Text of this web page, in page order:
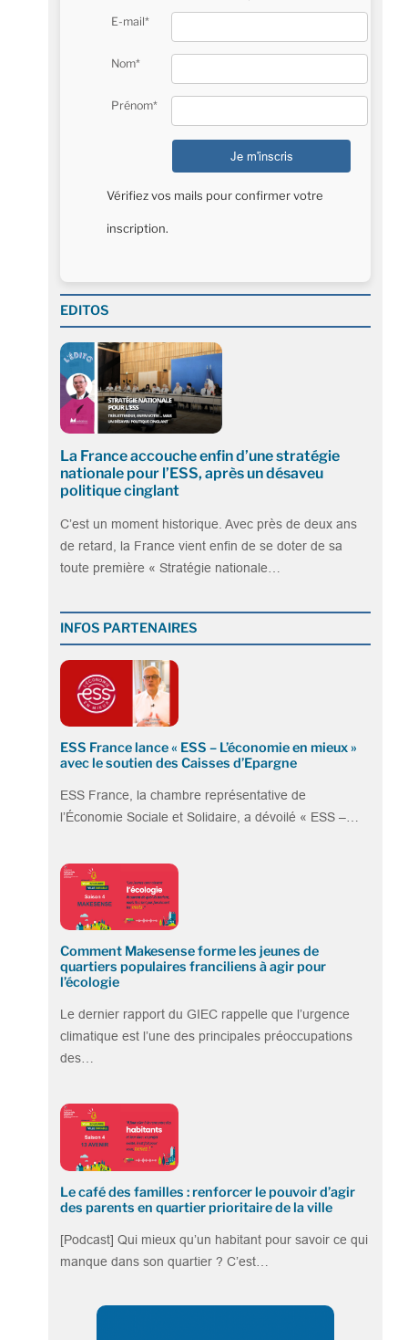
E-mail*
Nom*
Prénom*
Vérifiez vos mails pour confirmer votre
inscription.
EDITOS
La France accouche enfin d’une stratégie
nationale pour l’ESS, après un désaveu
politique cinglant
C’est un moment historique. Avec près de deux ans
de retard, la France vient enfin de se doter de sa
toute première « Stratégie nationale…
INFOS PARTENAIRES
ESS France lance « ESS – L’économie en mieux »
avec le soutien des Caisses d’Epargne
ESS France, la chambre représentative de
l’Économie Sociale et Solidaire, a dévoilé « ESS –…
Comment Makesense forme les jeunes de
quartiers populaires franciliens à agir pour
l’écologie
Le dernier rapport du GIEC rappelle que l’urgence
climatique est l’une des principales préoccupations
des…
Le café des familles : renforcer le pouvoir d’agir
des parents en quartier prioritaire de la ville
[Podcast] Qui mieux qu’un habitant pour savoir ce qui
manque dans son quartier ? C’est…